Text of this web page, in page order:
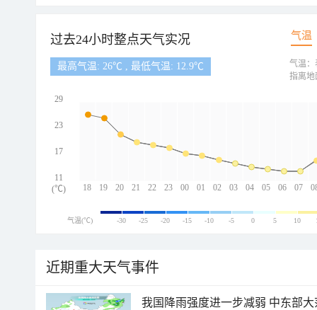
过去24小时整点天气实况 气温
最高气温: 26℃ , 最低气温: 12.9℃
18 19 20 21 22 23 00 01 02 03 04 05 06 07
29
23
17
11
(℃)
气温：
指离地
气温(℃) -30 -25 -20 -15 -10 -5 0 5 10
近期重大天气事件
我国降雨强度进一步减弱 中东部